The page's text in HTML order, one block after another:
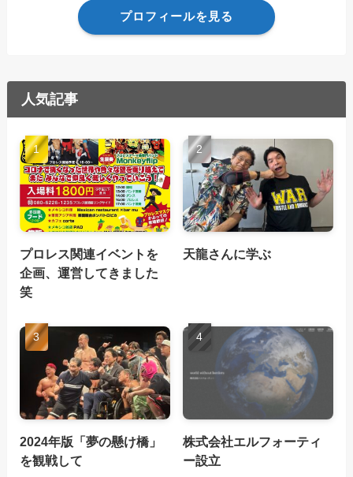
プロフィールを見る
人気記事
プロレス関連イベントを
企画、運営してきました
笑
天龍さんに学ぶ
2024年版「夢の懸け橋」
を観戦して
株式会社エルフォーティ
ー設立